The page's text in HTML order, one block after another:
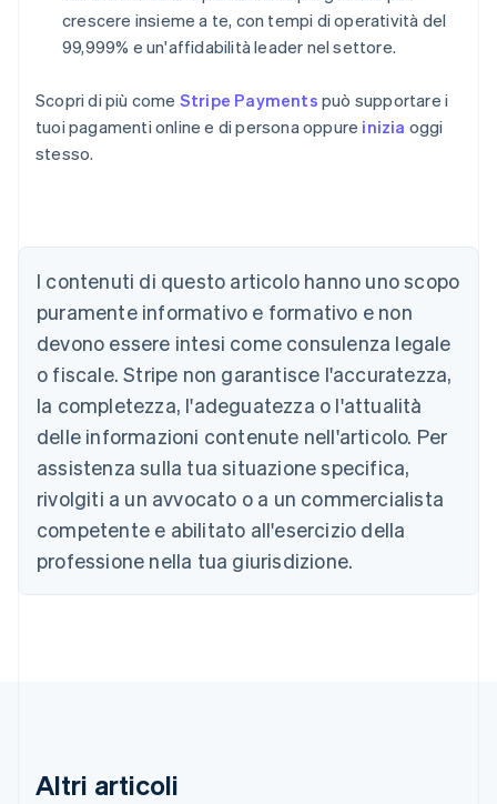
crescere insieme a te, con tempi di operatività del
99,999% e un'affidabilità leader nel settore.
Scopri di più come Stripe Payments può supportare i
tuoi pagamenti online e di persona oppure inizia oggi
stesso.
I contenuti di questo articolo hanno uno scopo
puramente informativo e formativo e non
devono essere intesi come consulenza legale
o fiscale. Stripe non garantisce l'accuratezza,
la completezza, l'adeguatezza o l'attualità
delle informazioni contenute nell'articolo. Per
assistenza sulla tua situazione specifica,
rivolgiti a un avvocato o a un commercialista
competente e abilitato all'esercizio della
professione nella tua giurisdizione.
Altri articoli
Austria
Belgio
Nederlands FrançaisDeutschEnglish
Brasile
Português English
Bulgaria
English
Canada
EnglishFrançais
Cina continentale
简体中文
Cipro
English
Croazia
Danimarca
Francia